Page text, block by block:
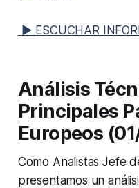
▶ ESCUCHAR
Análisis
Principales
Europeos
Como Analistas Jefe
presentamos un